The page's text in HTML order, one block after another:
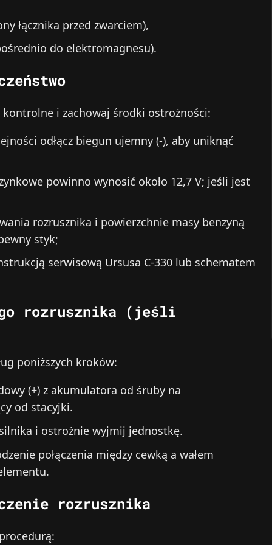
łącznika przed zwarciem),
do elektromagnesu).
i zachowaj środki ostrożności:
odłącz biegun ujemny (-), aby uniknąć
powinno wynosić około 12,7 V; jeśli jest
rozrusznika i powierzchnie masy benzyną
styk;
serwisową Ursusa C-330 lub schematem
rozrusznika (jeśli
poniższych kroków:
(+) z akumulatora od śruby na
od stacyjki.
i ostrożnie wyjmij jednostkę.
połączenia między cewką a wałem
rozrusznika